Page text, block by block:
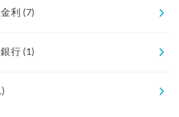
金利(7)
銀行(1)